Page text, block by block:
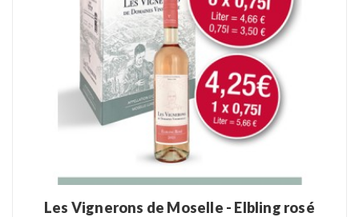
READ MORE
Les Vignerons de Moselle - Elbling rosé